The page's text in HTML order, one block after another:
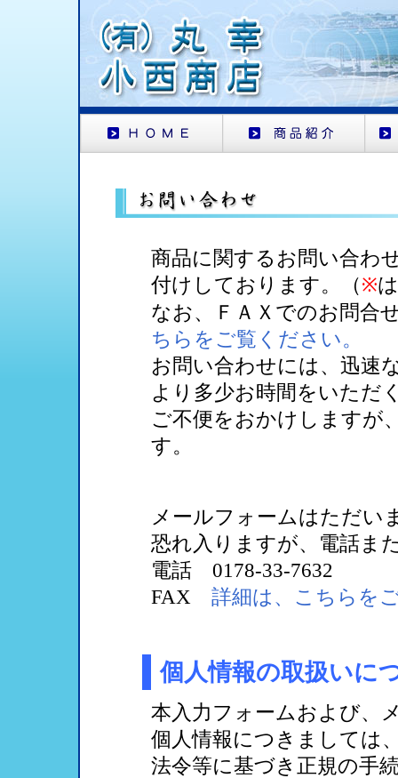
商品に関するお問い合わ
付けしております。（※
なお、ＦＡＸでのお問合
ちらをご覧ください。
お問い合わせには、迅速
より多少お時間をいただ
ご不便をおかけしますが
す。
メールフォームはただい
恐れ入りますが、電話ま
電話 0178-33-7632
FAX 詳細は、こちらを
個人情報の取扱いに
本入力フォームおよび、
個人情報につきましては
法令等に基づき正規の手